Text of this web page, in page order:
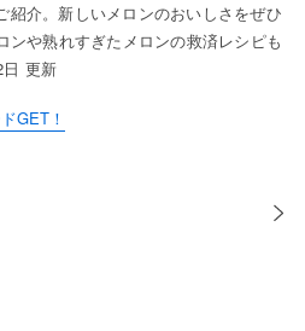
紹介。新しいメロンのおいしさをぜひ
や熟れすぎたメロンの救済レシピも
更新
GET！